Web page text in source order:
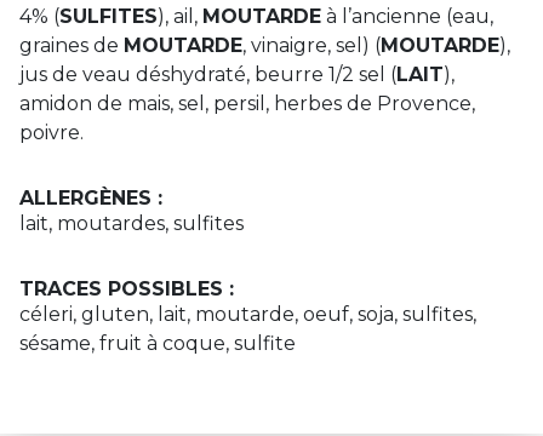
4% (SULFITES), ail, MOUTARDE à l’ancienne (eau,
graines de MOUTARDE, vinaigre, sel) (MOUTARDE),
jus de veau déshydraté, beurre 1/2 sel (LAIT),
amidon de mais, sel, persil, herbes de Provence,
poivre.
ALLERGÈNES :
lait, moutardes, sulfites
TRACES POSSIBLES :
céleri, gluten, lait, moutarde, oeuf, soja, sulfites,
sésame, fruit à coque, sulfite